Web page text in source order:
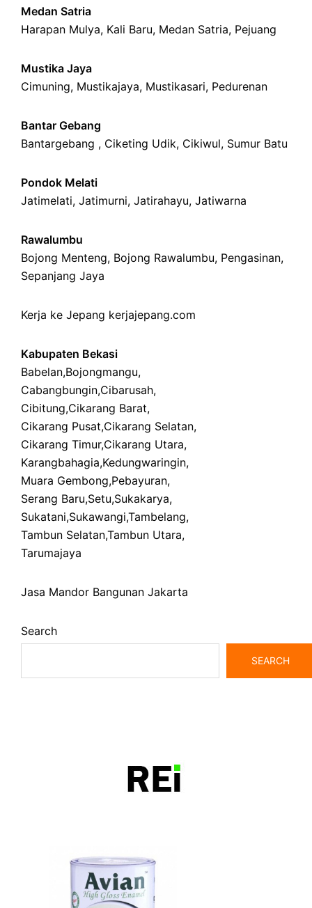
Medan Satria
Harapan Mulya, Kali Baru, Medan Satria, Pejuang
Mustika Jaya
Cimuning, Mustikajaya, Mustikasari, Pedurenan
Bantar Gebang
Bantargebang , Ciketing Udik, Cikiwul, Sumur Batu
Pondok Melati
Jatimelati, Jatimurni, Jatirahayu, Jatiwarna
Rawalumbu
Bojong Menteng, Bojong Rawalumbu, Pengasinan,
Sepanjang Jaya
Kerja ke Jepang kerjajepang.com
Kabupaten Bekasi
Babelan,Bojongmangu,
Cabangbungin,Cibarusah,
Cibitung,Cikarang Barat,
Cikarang Pusat,Cikarang Selatan,
Cikarang Timur,Cikarang Utara,
Karangbahagia,Kedungwaringin,
Muara Gembong,Pebayuran,
Serang Baru,Setu,Sukakarya,
Sukatani,Sukawangi,Tambelang,
Tambun Selatan,Tambun Utara,
Tarumajaya
Jasa Mandor Bangunan Jakarta
Search
SEARCH